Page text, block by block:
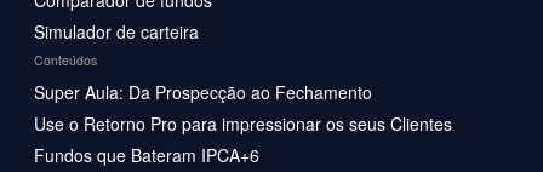
Simulador de carteira
Conteúdos
Super Aula: Da Prospecção ao Fechamento
Use o Retorno Pro para impressionar os seus Clientes
Fundos que Bateram IPCA+6